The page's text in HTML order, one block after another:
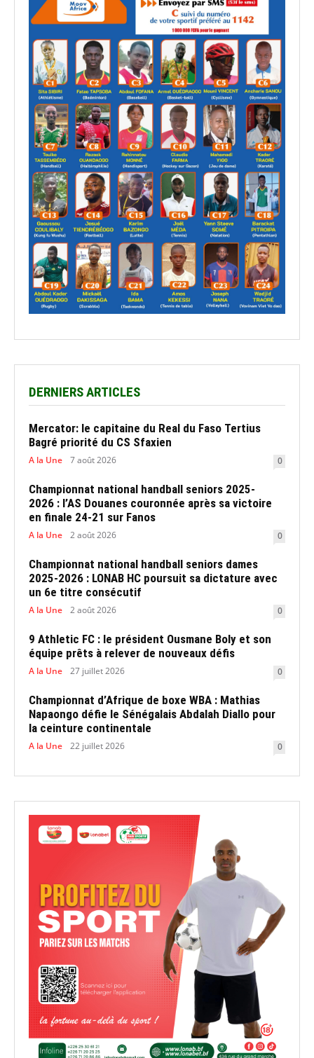
DERNIERS ARTICLES
Mercator: le capitaine du Real du Faso Tertius
Bagré priorité du CS Sfaxien
A la Une 7 août 2026 0
Championnat national handball seniors 2025-
2026 : l’AS Douanes couronnée après sa victoire
en finale 24-21 sur Fanos
A la Une 2 août 2026 0
Championnat national handball seniors dames
2025-2026 : LONAB HC poursuit sa dictature avec
un 6e titre consécutif
A la Une 2 août 2026 0
9 Athletic FC : le président Ousmane Boly et son
équipe prêts à relever de nouveaux défis
A la Une 27 juillet 2026 0
Championnat d’Afrique de boxe WBA : Mathias
Napaongo défie le Sénégalais Abdalah Diallo pour
la ceinture continentale
A la Une 22 juillet 2026 0